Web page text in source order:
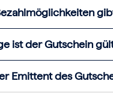
ist der Gutschein
Emittent des